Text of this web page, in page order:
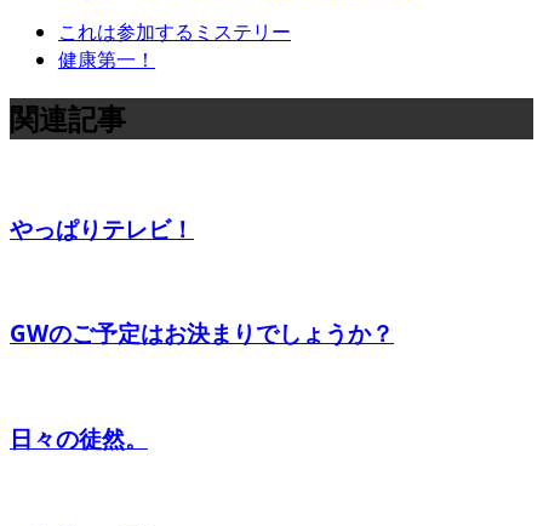
これは参加するミステリー
健康第一！
関連記事
やっぱりテレビ！
GWのご予定はお決まりでしょうか？
日々の徒然。